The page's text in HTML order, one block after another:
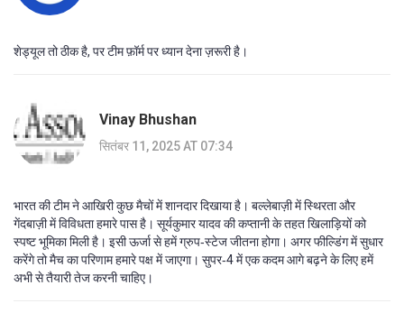
शेड्यूल तो ठीक है, पर टीम फ़ॉर्म पर ध्यान देना ज़रूरी है।
Vinay Bhushan
सितंबर 11, 2025 AT 07:34
भारत की टीम ने आखिरी कुछ मैचों में शानदार दिखाया है। बल्लेबाज़ी में स्थिरता और
गेंदबाज़ी में विविधता हमारे पास है। सूर्यकुमार यादव की कप्तानी के तहत खिलाड़ियों को
स्पष्ट भूमिका मिली है। इसी ऊर्जा से हमें ग्रुप‑स्टेज जीतना होगा। अगर फील्डिंग में सुधार
करेंगे तो मैच का परिणाम हमारे पक्ष में जाएगा। सुपर‑4 में एक कदम आगे बढ़ने के लिए हमें
अभी से तैयारी तेज करनी चाहिए।